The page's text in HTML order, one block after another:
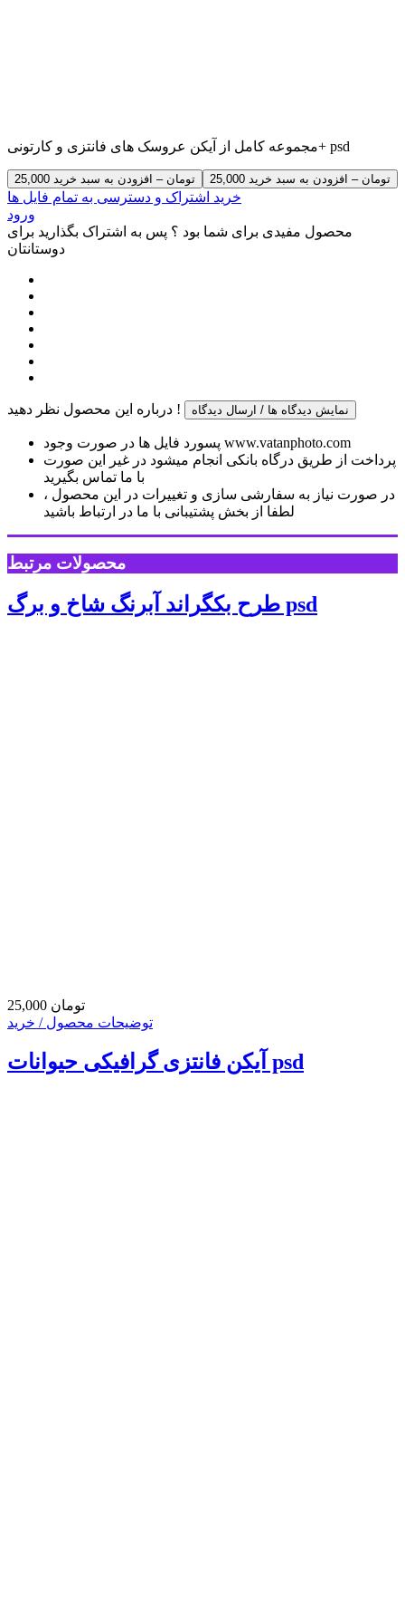
مجموعه کامل از آیکن عروسک های فانتزی و کارتونی+ psd
25,000 تومان – افزودن به سبد خرید
خرید اشتراک و دسترسی به تمام فایل ها
ورود
محصول مفیدی برای شما بود ؟ پس به اشتراک بگذارید برای
دوستانتان
درباره این محصول نظر دهید ! نمایش دیدگاه ها / ارسال دیدگاه
پسورد فایل ها در صورت وجود www.vatanphoto.com
پرداخت از طریق درگاه بانکی انجام میشود در غیر این صورت
با ما تماس بگیرید
در صورت نیاز به سفارشی سازی و تغییرات در این محصول ،
لطفا از بخش پشتیبانی با ما در ارتباط باشید
محصولات مرتبط
طرح بکگراند آبرنگ شاخ و برگ psd
25,000 تومان
توضیحات محصول / خرید
آیکن فانتزی گرافیکی حیوانات psd